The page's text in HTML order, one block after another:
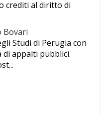
crediti al diritto di
Bovari
Studi di Perugia con
appalti pubblici.